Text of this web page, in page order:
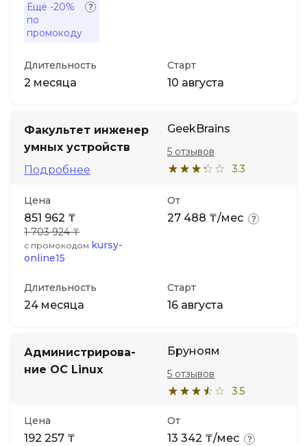
Ещё -20%
по
промокоду
Длительность
2 месяца
Старт
10 августа
Факультет инженер
умных устройств
Подробнее
GeekBrains
3.3
5 отзывов
Цена
851 962 ₸
1 703 924 ₸
с промокодом kursy-
online15
От
27 488 ₸/мес
Длительность
24 месяца
Старт
16 августа
Администрирова­
ние ОС Linux
Бруноям
3.5
5 отзывов
Цена
192 257 ₸
От
13 342 ₸/мес